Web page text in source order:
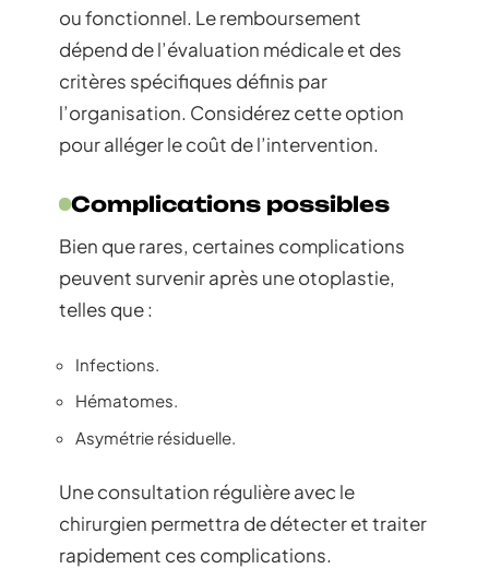
ou fonctionnel. Le remboursement
dépend de l’évaluation médicale et des
critères spécifiques définis par
l’organisation. Considérez cette option
pour alléger le coût de l’intervention.
Complications possibles
Bien que rares, certaines complications
peuvent survenir après une otoplastie,
telles que :
Infections.
Hématomes.
Asymétrie résiduelle.
Une consultation régulière avec le
chirurgien permettra de détecter et traiter
rapidement ces complications.